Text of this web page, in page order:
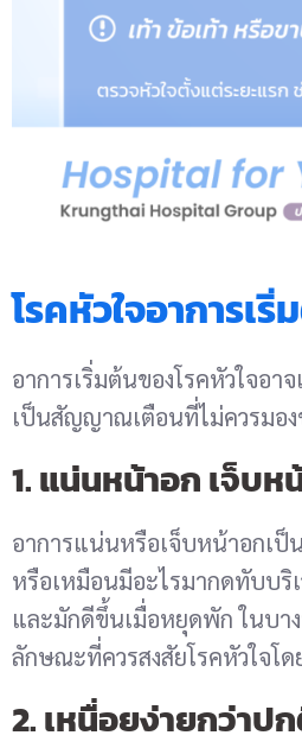
โรคหัวใจอาการเ
อาการเริ่มต้นของโรคหัวใจอ
เป็นสัญญาณเตือนที่ไม่ควรมอ
1. แน่นหน้าอก เจ็บ
อาการแน่นหรือเจ็บหน้าอกเป็
หรือเหมือนมีอะไรมากดทับบริ
และมักดีขึ้นเมื่อหยุดพัก ในบา
ลักษณะที่ควรสงสัยโรคหัวใจโด
2. เหนื่อยง่ายกว่าป